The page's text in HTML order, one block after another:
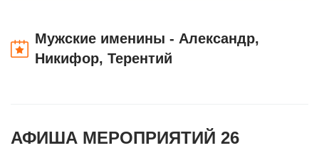
Мужские именины - Александр,
Никифор, Терентий
АФИША МЕРОПРИЯТИЙ 26